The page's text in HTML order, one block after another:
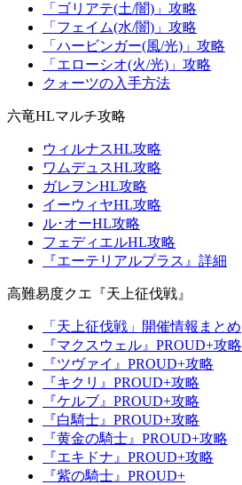
「ゴリアテ(土/闇)」攻略
「フェイム(水/闇)」攻略
「ハービンガー(風/光)」攻略
「エローシオ(火/光)」攻略
クォーツの入手方法
六竜HLマルチ攻略
ウィルナスHL攻略
ワムデュスHL攻略
ガレヲンHL攻略
イーウィヤHL攻略
ル･オーHL攻略
フェディエルHL攻略
『エーテリアルプラス』詳細
高難易度クエ『天上征伐戦』
「天上征伐戦」開催情報まとめ
『マクスウェル』PROUD+攻略
『ツヴァイ』PROUD+攻略
『キクリ』PROUD+攻略
『ケルブ』PROUD+攻略
『白騎士』PROUD+攻略
『黄金の騎士』PROUD+攻略
『エキドナ』PROUD+攻略
『紫の騎士』PROUD+